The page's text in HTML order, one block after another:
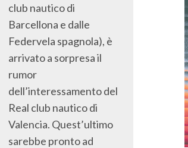
club nautico di
Barcellona e dalle
Federvela spagnola), è
arrivato a sorpresa il
rumor
dell’interessamento del
Real club nautico di
Valencia. Quest’ultimo
sarebbe pronto ad